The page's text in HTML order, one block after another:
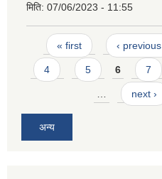
मिति: 07/06/2023 - 11:55
Pages
« first ‹ previous
4 5 6 7
… next ›
अन्य